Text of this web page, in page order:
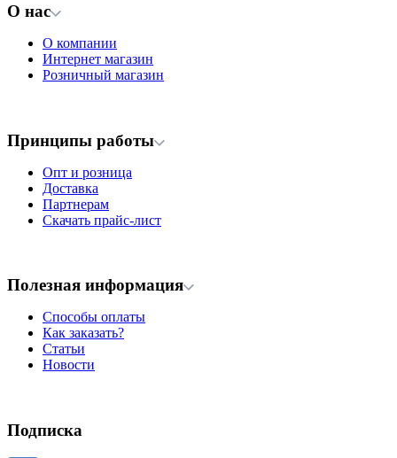
О нас
О компании
Интернет магазин
Розничный магазин
Принципы работы
Опт и розница
Доставка
Партнерам
Скачать прайс-лист
Полезная информация
Способы оплаты
Как заказать?
Статьи
Новости
Подписка